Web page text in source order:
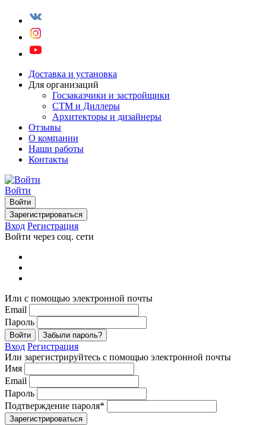
Доставка и установка
Для организаций
Госзаказчики и застройщики
СТМ и Диллеры
Архитекторы и дизайнеры
Отзывы
О компании
Наши работы
Контакты
Войти
Войти
Зарегистрироваться
Вход Регистрация
Войти через соц. сети
Или с помощью электронной почты
Email
Пароль
Войти Забыли пароль?
Вход Регистрация
Или зарегистрируйтесь с помощью электронной почты
Имя
Email
Пароль
Подтверждение пароля*
Зарегистрироваться